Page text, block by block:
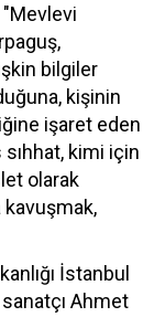
"Mevlevi
bilgiler
kişinin
işaret eden
kimi için
olarak
İstanbul
Ahmet